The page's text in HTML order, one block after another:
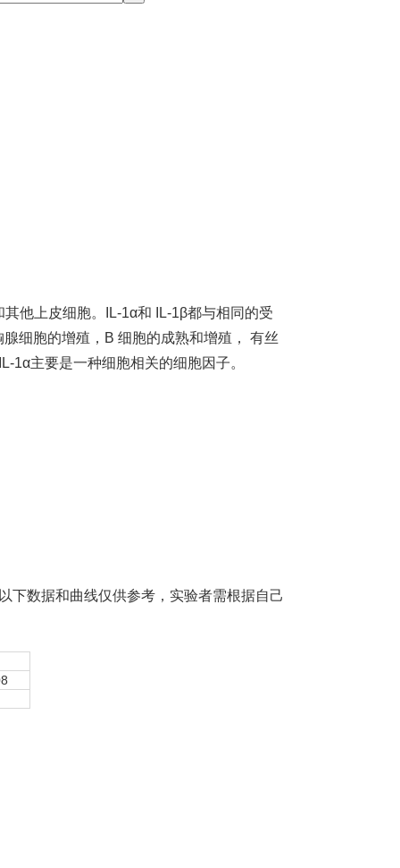
他上皮细胞。IL-1α和 IL-1β都与相同的受
细胞的增殖，B 细胞的成熟和增殖， 有丝
1α主要是一种细胞相关的细胞因子。
下数据和曲线仅供参考，实验者需根据自己